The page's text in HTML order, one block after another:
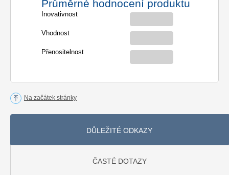
Průměrné hodnocení produktu
Inovativnost
Vhodnost
Přenositelnost
Na začátek stránky
DŮLEŽITÉ ODKAZY
ČASTÉ DOTAZY